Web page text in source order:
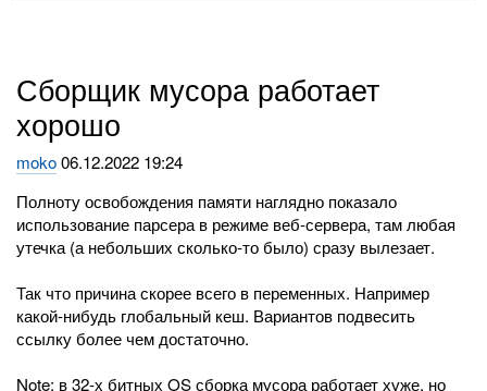
Сборщик мусора работает
хорошо
moko06.12.2022 19:24
Полноту освобождения памяти наглядно показало
использование парсера в режиме веб-сервера, там любая
утечка (а небольших сколько-то было) сразу вылезает.
Так что причина скорее всего в переменных. Например
какой-нибудь глобальный кеш. Вариантов подвесить
ссылку более чем достаточно.
Note: в 32-х битных OS сборка мусора работает хуже, но